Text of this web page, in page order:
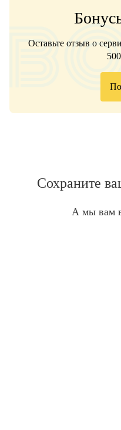
Оставьте отзыв о
Сохраните
А мы вам